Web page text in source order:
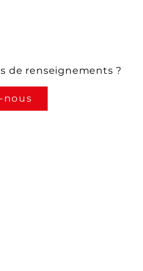
de renseignements ?
nous